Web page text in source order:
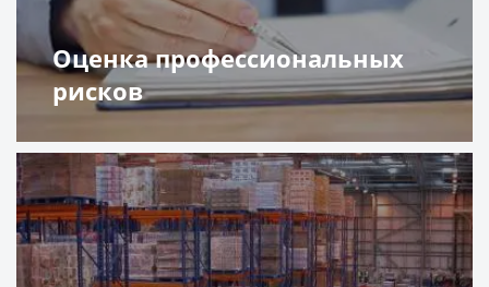
Оценка профессиональных
рисков
Подробнее